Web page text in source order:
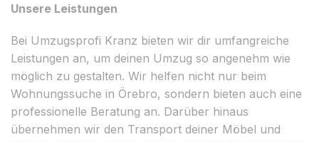
Unsere Leistungen
Bei Umzugsprofi Kranz bieten wir dir umfangreiche
Leistungen an, um deinen Umzug so angenehm wie
möglich zu gestalten. Wir helfen nicht nur beim
Wohnungssuche in Örebro, sondern bieten auch eine
professionelle Beratung an. Darüber hinaus
übernehmen wir den Transport deiner Möbel und